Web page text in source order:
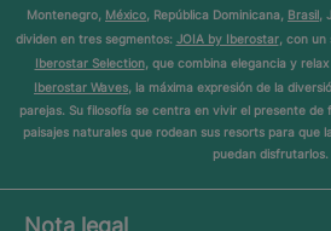
Montenegro, México, República Dominicana, Brasil,
dividen en tres segmentos: JOIA by Iberostar, con un
Iberostar Selection, que combina elegancia y
Iberostar Waves, la máxima expresión de la
parejas. Su filosofía se centra en vivir el presente de
paisajes naturales que rodean sus resorts para que
puedan disfrutarlos.